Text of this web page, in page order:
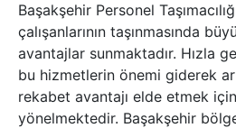
Başakşehir Personel
çalışanlarının taşınmasında
avantajlar sunmaktadır. Hızla
bu hizmetlerin önemi giderek
rekabet avantajı elde etmek
yönelmektedir. Başakşehir